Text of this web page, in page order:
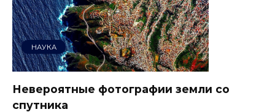
НАУКА
Невероятные фотографии земли со
спутника